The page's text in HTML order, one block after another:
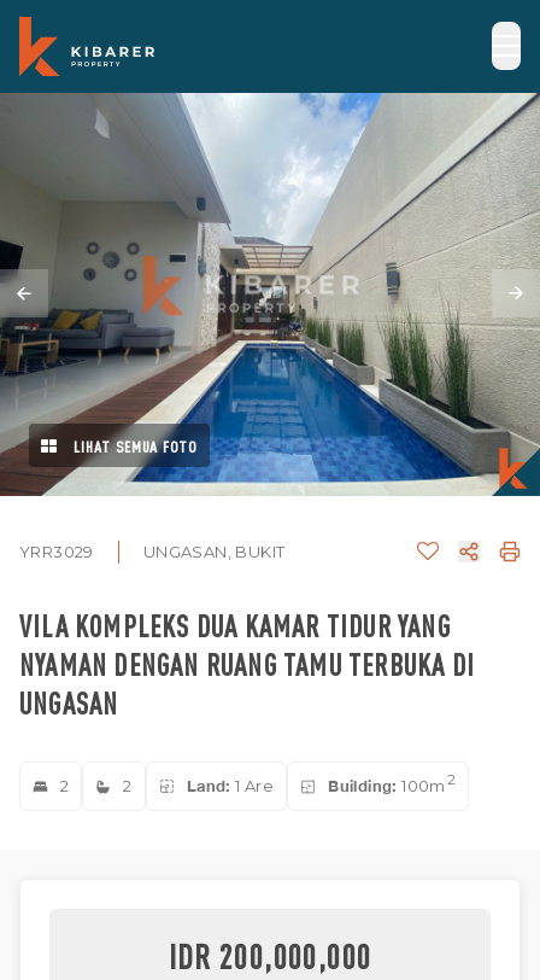
LIHAT SEMUA FOTO
YRR3029 UNGASAN, BUKIT
VILA KOMPLEKS DUA KAMAR TIDUR YANG
NYAMAN DENGAN RUANG TAMU TERBUKA DI
UNGASAN
2 2 Land: 1 Are Building: 100m 2
IDR 200,000,000